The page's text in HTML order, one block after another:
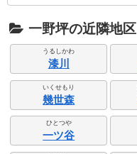
一野坪の近隣地区
うるしかわ
漆川
いくせもり
幾世森
ひとつや
一ツ谷